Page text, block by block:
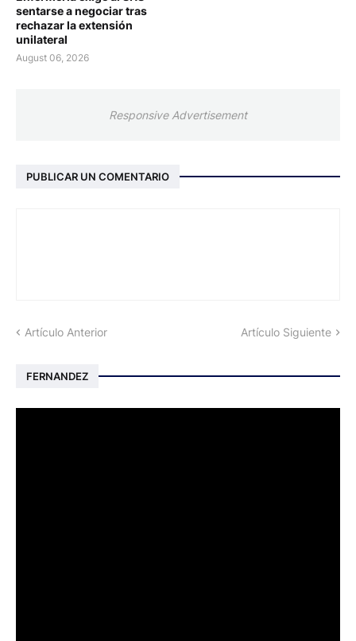
sentarse a negociar tras
rechazar la extensión
unilateral
August 06, 2026
Responsive Advertisement
PUBLICAR UN COMENTARIO
Artículo Anterior Artículo Siguiente
FERNANDEZ